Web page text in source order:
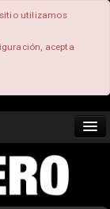
utilizamos
acepta